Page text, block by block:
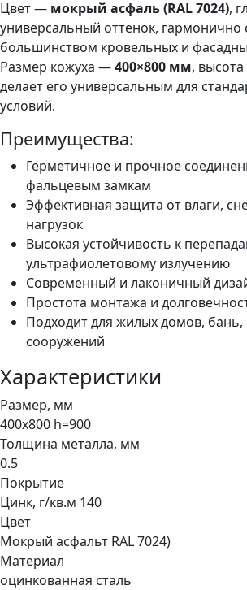
Цвет — мокрый асфаль (RAL 7024),
универсальный оттенок,
большинством кровельных и
Размер кожуха —400×800 мм,
делает его универсальным для
условий.
Преимущества:
Герметичное и прочное
фальцевым замкам
Эффективная защита от влаги,
нагрузок
Высокая устойчивость к
ультрафиолетовому излучению
Современный и лаконичный
Простота монтажа и
Подходит для жилых домов, бань,
сооружений
Характеристики
Размер, мм
400х800 h=900
Толщина металла, мм
0.5
Покрытие
Цинк, г/кв.м 140
Цвет
Мокрый асфальт RAL 7024)
Материал
оцинкованная сталь